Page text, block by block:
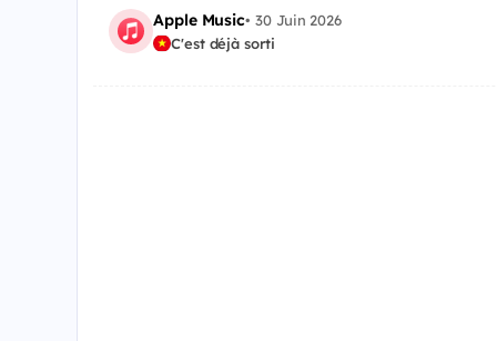
Apple Music•30 Juin 2026
C'est déjà sorti